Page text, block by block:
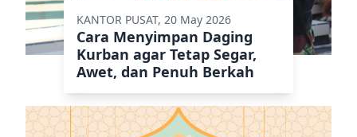
KANTOR PUSAT, 20 May 2026
Cara Menyimpan Daging
Kurban agar Tetap Segar,
Awet, dan Penuh Berkah